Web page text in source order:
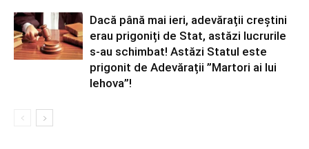
Dacă până mai ieri, adevărații creștini
erau prigoniți de Stat, astăzi lucrurile
s-au schimbat! Astăzi Statul este
prigonit de Adevărații ”Martori ai lui
Iehova”!